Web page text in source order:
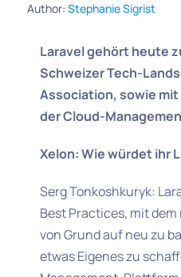
Author: Stephanie Sigrist
Laravel gehört heute
Schweizer Tech-
Association, sowie
der Cloud-
Xelon: Wie würdet ihr
Serg Tonkoshkuryk:
Best Practices, mit
von Grund auf neu zu
etwas Eigenes zu